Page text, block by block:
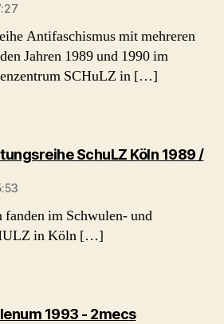
Antifaschismus mit mehreren
Jahren 1989 und 1990 im
SCHuLZ in […]
SchuLZ Köln 1989 /
im Schwulen- und
in Köln […]
1993 - 2mecssagt: